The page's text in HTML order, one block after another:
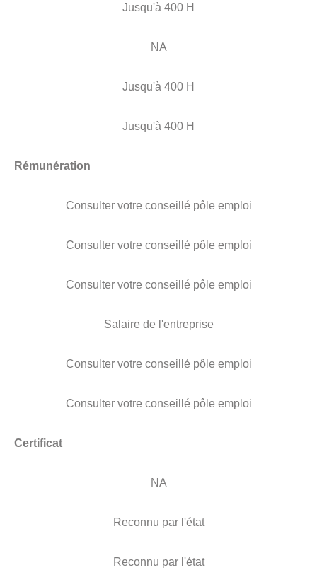
Jusqu'à 400 H
NA
Jusqu'à 400 H
Jusqu'à 400 H
Rémunération
Consulter votre conseillé pôle emploi
Consulter votre conseillé pôle emploi
Consulter votre conseillé pôle emploi
Salaire de l'entreprise
Consulter votre conseillé pôle emploi
Consulter votre conseillé pôle emploi
Certificat
NA
Reconnu par l'état
Reconnu par l'état